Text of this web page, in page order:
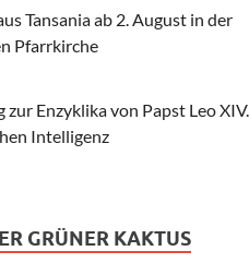
Tansania ab 2. August in der
Pfarrkirche
Enzyklika von Papst Leo XIV.
Intelligenz
GRÜNER KAKTUS